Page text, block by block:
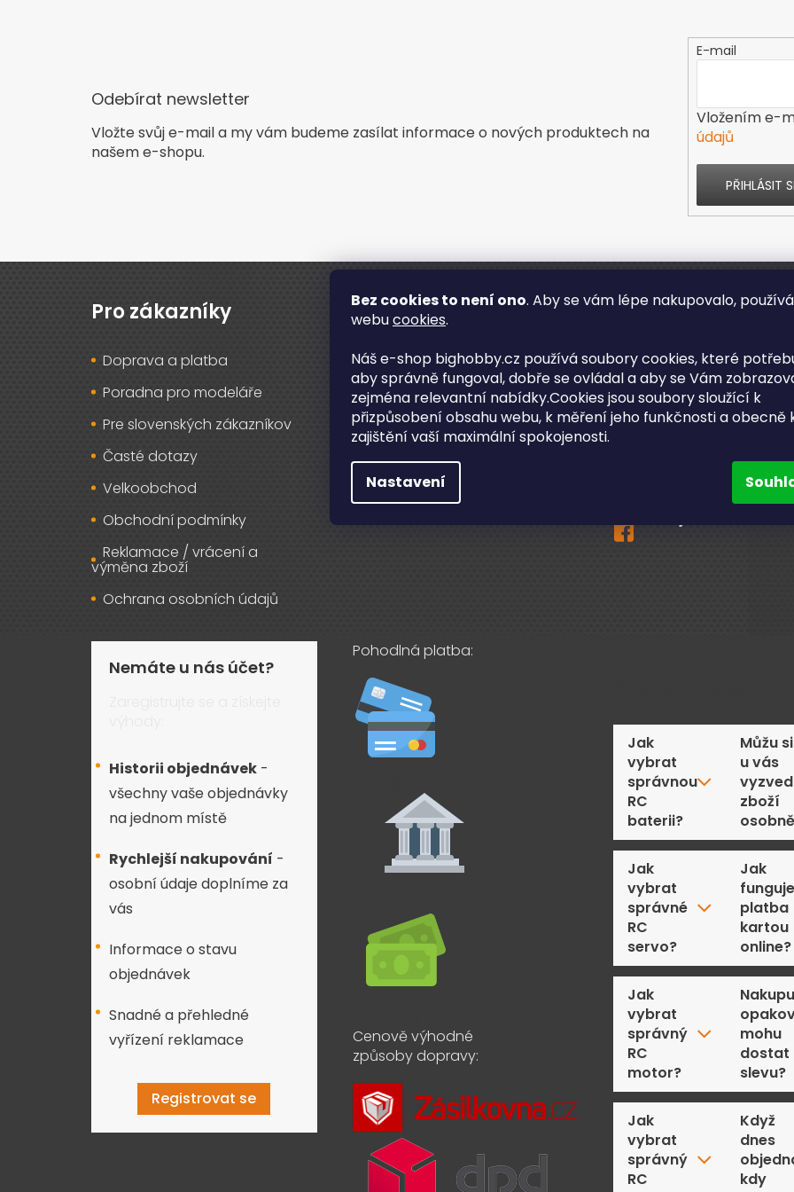
Bez cookies to není ono. Aby se vám lépe nakupovalo,
webucookies.
Náš e-shop bighobby.cz používá soubory cookies, které
aby správně fungoval, dobře se ovládal a aby se Vám
zejména relevantní nabídky.Cookies jsou soubory sloužící k
přizpůsobení obsahu webu, k měření jeho funkčnosti a obecně
zajištění vaší maximální spokojenosti.
Nastavení
Odebírat newsletter
Vložte svůj e-mail a my vám budeme zasílat informace o nových produktech na
našem e-shopu.
E-mail
Vložením e-
údajů
PŘIHLÁSIT
Z
Pro zákazníky
Doprava a platba
Poradna pro modeláře
Pre slovenských zákazníkov
Časté dotazy
Velkoobchod
Obchodní podmínky
Reklamace / vrácení a
výměna zboží
Ochrana osobních údajů
O nás
O nás
Recenze obchodu
Záruční a pozáruční servis
Kontakty
Kontakt
731 019 093
Nemáte u nás účet?
Historii objednávek -
všechny vaše objednávky
na jednom místě
Rychlejší nakupování -
osobní údaje doplníme za
vás
Informace o stavu
objednávek
Snadné a přehledné
vyřízení reklamace
Registrovat se
Pohodlná platba:
Cenově výhodné
způsoby dopravy:
Jak
vybrat
správnou
RC
baterii?
Jak
vybrat
správné
RC
servo?
Jak
vybrat
správný
RC
motor?
Jak
vybrat
správný
RC
Můžu si
u vás
zboží
Jak
funguje
platba
kartou
online?
mohu
dostat
slevu?
Když
dnes
kdy